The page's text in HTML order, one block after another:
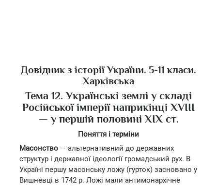
Довідник з історії України. 5-11 класи.
Харківська
Тема 12. Українські землі у складі
Російської імперії наприкінці XVIII
— у першій половині XIX ст.
Поняття і терміни
Масонство — альтернативний до державних
структур і державної ідеології громадський рух. В
Україні першу масонську ложу (гурток) засновано у
Вишневці в 1742 р. Ложі мали антимонархічне